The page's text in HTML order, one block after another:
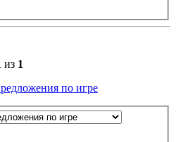
из 1
по игре